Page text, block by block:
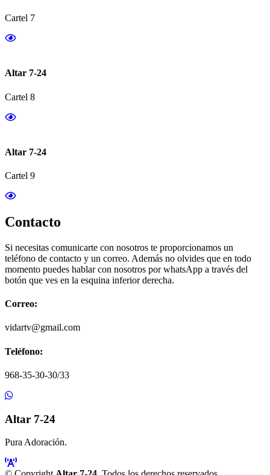
Cartel 7
Altar 7-24
Cartel 8
Altar 7-24
Cartel 9
Contacto
Si necesitas comunicarte con nosotros te proporcionamos un
teléfono de contacto y un correo. Además no olvides que en todo
momento puedes hablar con nosotros por whatsApp a través del
botón que ves en la esquina inferior derecha.
Correo:
vidartv@gmail.com
Teléfono:
968-35-30-30/33
Altar 7-24
Pura Adoración.